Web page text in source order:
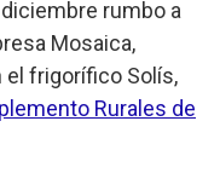
rumbo a
Mosaica,
el frigorífico Solís,
Rurales de